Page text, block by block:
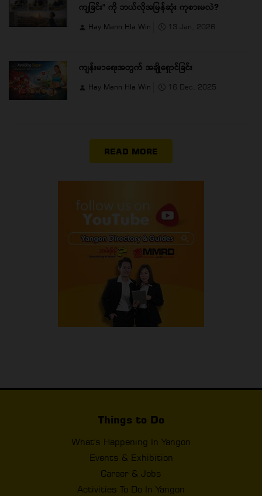
ကျခြင်း" ကို ဘယ်လိုအမြန်ဆုံး ကုစားမလဲ?
Hay Mann Hla Win 13 Jan, 2026
ကျန်းမာရေးအတွက် အချိုရှောင်ခြင်း
Hay Mann Hla Win 16 Dec, 2025
READ MORE
Things to Do
What's Happening In Yangon
Events & Exhibition
Career & Jobs
Activities To Do In Yangon